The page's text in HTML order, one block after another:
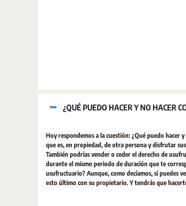
¿QUÉ PUEDO HACER Y NO HACER
Hoy respondemos a la cuestión: ¿Qué puedo
que es, en propiedad, de otra persona y disfrutar
También podrías vender o ceder el derecho de
durante el mismo periodo de duración que te
usufructuario? Aunque, como decíamos, sí puedes
esto último con su propietario. Y tendrás que